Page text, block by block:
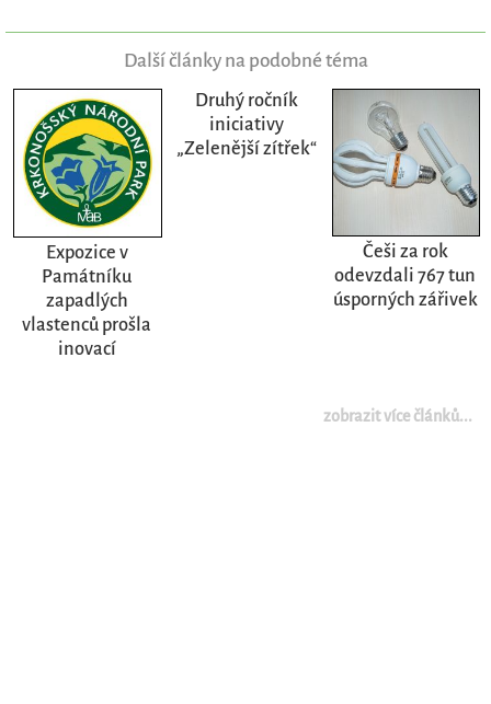
Další články na podobné téma
Expozice v
Památníku
zapadlých
vlastenců prošla
inovací
Druhý ročník
iniciativy
„Zelenější zítřek“
Češi za rok
odevzdali 767 tun
úsporných zářivek
zobrazit více článků...